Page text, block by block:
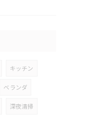
キッチン
ベランダ
深夜清掃